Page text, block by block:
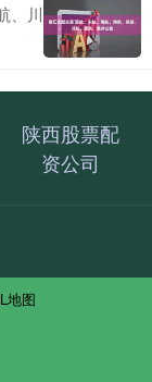
、川
陕西股票配
资公司
地图